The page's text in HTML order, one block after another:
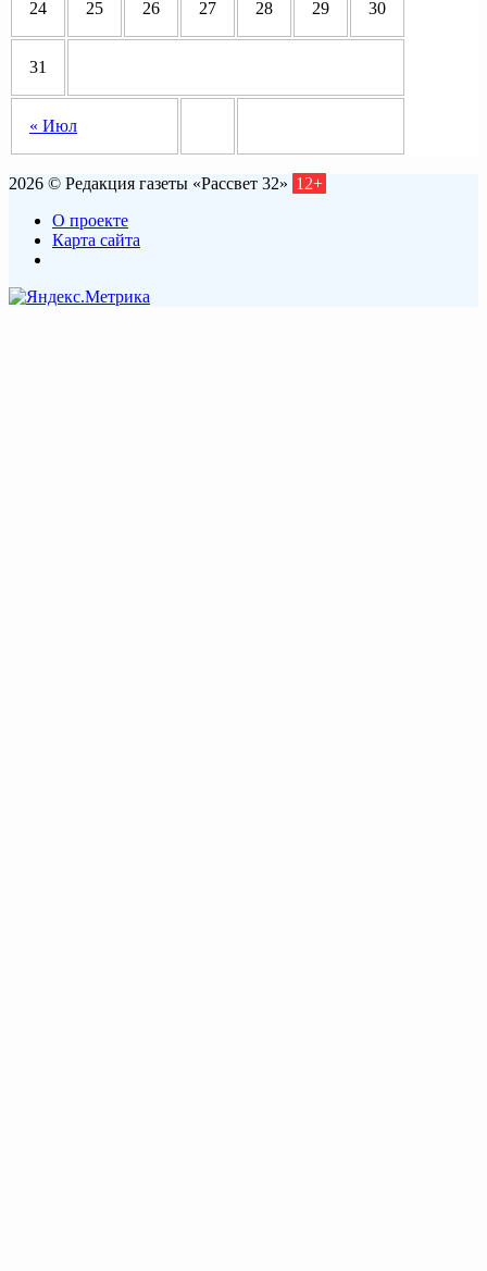
« Июл
24 25 26 27 28 29 30
31
2026 © Редакция газеты «Рассвет 32» 12+
О проекте
Карта сайта